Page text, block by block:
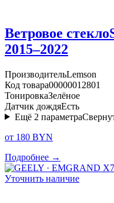
Ветровое стекло
2015–2022
ПроизводительLemson
Код товара00000012801
ТонировкаЗелёное
Датчик дождяЕсть
Ещё 2 параметра
от 180 BYN
Подробнее →
Уточнить наличие